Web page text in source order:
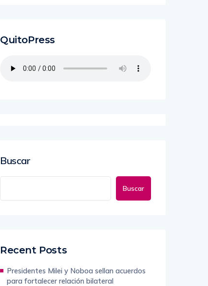
QuitoPress
Buscar
Buscar
Recent Posts
Presidentes Milei y Noboa sellan acuerdos
para fortalecer relación bilateral